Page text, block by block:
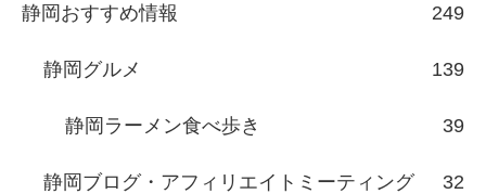
静岡おすすめ情報 249
静岡グルメ 139
静岡ラーメン食べ歩き 39
静岡ブログ・アフィリエイトミーティング 32